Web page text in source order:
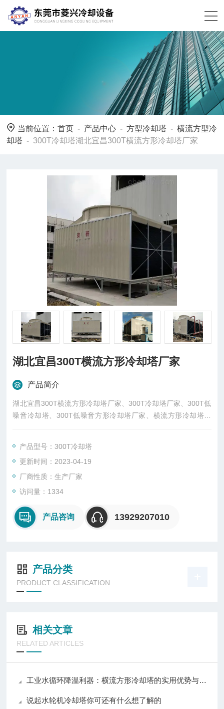
当前位置：首页 - 产品中心 -方型冷却塔 -横流方型冷
却塔 -300T冷却塔湖北宜昌300T横流方形冷却塔厂家
湖北宜昌300T横流方形冷却塔厂家
产品简介
湖北宜昌300T横流方形冷却塔厂家、300T冷却塔厂家、300T低
噪音冷却塔、300T低噪音方形冷却塔厂家、横流方形冷却塔厂
家、玻璃钢方形冷却塔厂家、中央空调降温方形冷却塔、安研牌
产品型号：300T冷却塔
更新时间：2023-04-19
厂商性质：生产厂家
访问量：1334
产品咨询 13929207010
产品分类
PRODUCT CLASSIFICATION
相关文章
RELATED ARTICLES
工业水循环降温利器：横流方形冷却塔的实用优势与普及价值
说起水轮机冷却塔你可还有什么想了解的